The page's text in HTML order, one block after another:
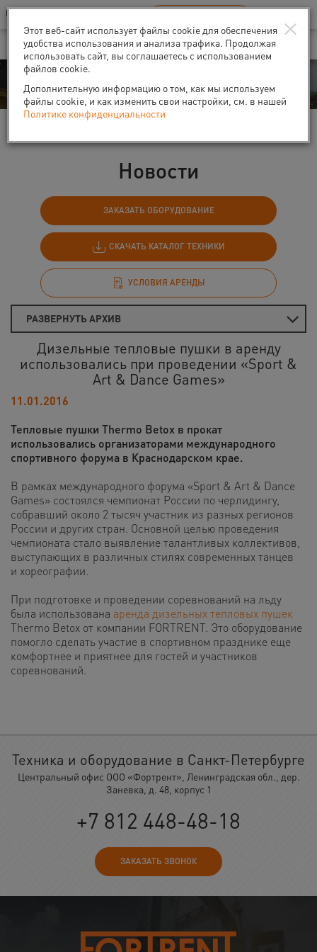
Ваш город:Санкт-Петербург
В Вашем регионе нет наших офисов RU EN
События
Новости
ЗАКАЗАТЬ ОБОРУДОВАНИЕ
СКАЧАТЬ КАТАЛОГ ТЕХНИКИ
УСЛОВИЯ АРЕНДЫ
РАЗВЕРНУТЬ АРХИВ
Дизельные тепловые пушки в аренду
использовались при проведении «Sport &
Art & Dance Games»
11.01.2016
Тепловые пушки Thermo Betox в прокат
использовались организаторами международного
спортивного форума в Краснодарском крае.
В рамках международного форума «Sport & Art & Dance
Games» состоялся чемпионат России по черлидингу,
собравший около 2 тысяч участник из разных регионов
России и других стран. Основной целью проведения
чемпионата стало выявление талантливых коллективов,
выступающих в различных стилях современных танцев
и хореографии.
При подготовке и проведении соревнований на льду
была использована аренда дизельных тепловых пушек
Thermo Betox от компании FORTRENT. Это оборудование
помогло сделать участие в спортивном празднике еще
комфортнее и приятнее для гостей и участников
соревнований.
Техника и оборудование в Санкт-Петербурге
Центральный офис ООО «Фортрент», Ленинградская обл., дер.
Заневка, д. 48, корпус 1
+7 812 448-48-18
ЗАКАЗАТЬ ЗВОНОК
×
Этот веб-сайт использует файлы cookie для обеспечения
удобства использования и анализа трафика. Продолжая
использовать сайт, вы соглашаетесь с использованием
файлов cookie.
Дополнительную информацию о том, как мы используем
файлы cookie, и как изменить свои настройки, см. в нашей
Политике конфиденциальности